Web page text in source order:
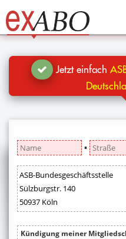
Jetzt kündigen
Blog
Anmelden
Jetzt einfach
▪